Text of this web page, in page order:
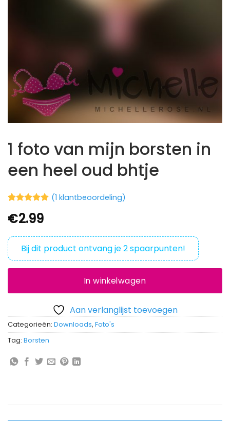
1 foto van mijn borsten in
een heel oud bhtje
5op 5
gebaseerd
klantbeoordeling
(1 klantbeoordeling)
€2.99
Bij dit product ontvang je2spaarpunten!
In winkelwagen
Aan verlanglijst toevoegen
Categorieën: Downloads, Foto's
Tag: Borsten